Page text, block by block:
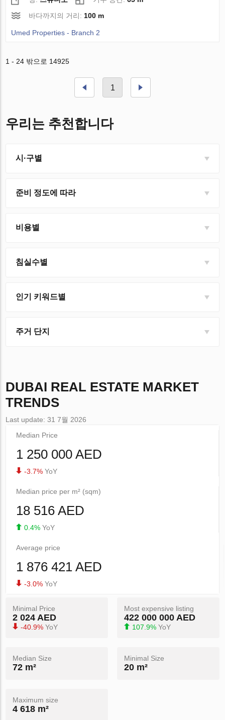
바다까지의 거리:100 m
Umed Properties - Branch 2
1 - 24 밖으로 14925
1
우리는 추천합니다
시·구별
준비 정도에 따라
비용별
침실수별
인기 키워드별
주거 단지
DUBAI REAL ESTATE MARKET
TRENDS
Last update: 31 7월 2026
Median Price
1 250 000 AED
-3.7% YoY
Median price per m² (sqm)
18 516 AED
0.4% YoY
Average price
1 876 421 AED
-3.0% YoY
Minimal Price
2 024 AED
-40.9% YoY
Most expensive listing
422 000 000 AED
107.9% YoY
Median Size
72 m²
Minimal Size
20 m²
Maximum size
4 618 m²